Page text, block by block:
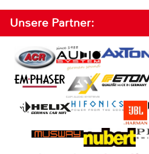
Unsere Partner: